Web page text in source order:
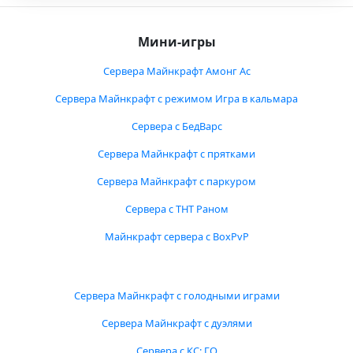
Мини-игры
Сервера Майнкрафт Амонг Ас
Сервера Майнкрафт с режимом Игра в кальмара
Сервера с БедВарс
Сервера Майнкрафт с прятками
Сервера Майнкрафт с паркуром
Сервера с ТНТ Раном
Майнкрафт сервера с BoxPvP
Сервера Майнкрафт с голодными играми
Сервера Майнкрафт с дуэлями